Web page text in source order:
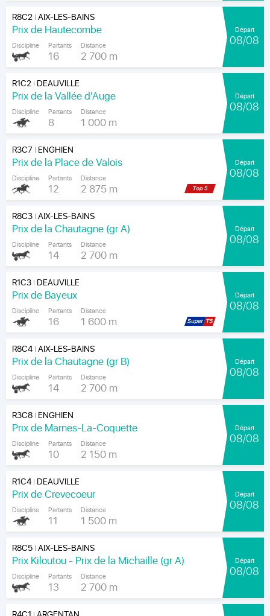
R8C2|AIX-LES-BAINS
Prix de Hautecombe
Discipline Partants
16
Distance
2 700 m
Départ
08/08
R1C2| DEAUVILLE
Prix de la Vallée d'Auge
Discipline Partants
8
Distance
1 000 m
Départ
08/08
R3C7 | ENGHIEN
Prix de la Place de Valois
Discipline Partants
12
Distance
2 875 m
Départ
08/08
R8C3|AIX-LES-BAINS
Prix de la Chautagne (gr A)
Discipline Partants
14
Distance
2 700 m
Départ
08/08
R1C3| DEAUVILLE
Prix de Bayeux
Discipline Partants
16
Distance
1 600 m
Départ
08/08
R8C4|AIX-LES-BAINS
Prix de la Chautagne (gr B)
Discipline Partants
14
Distance
2 700 m
Départ
08/08
R3C8| ENGHIEN
Prix de Marnes-La-Coquette
Discipline Partants
10
Distance
2 150 m
Départ
08/08
R1C4| DEAUVILLE
Prix de Crevecoeur
Discipline Partants
11
Distance
1 500 m
Départ
08/08
R8C5|AIX-LES-BAINS
Prix Kiloutou - Prix de la Michaille (gr A)
Discipline Partants
13
Distance
2 700 m
Départ
08/08